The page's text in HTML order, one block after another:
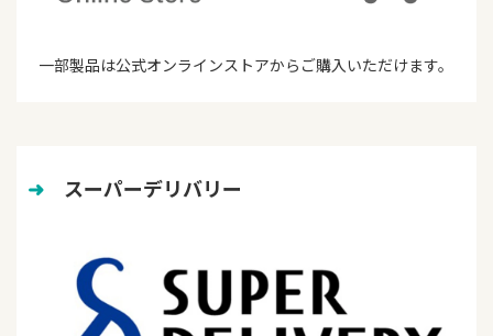
一部製品は公式オンラインストアからご購入いただけます。
➜ スーパーデリバリー